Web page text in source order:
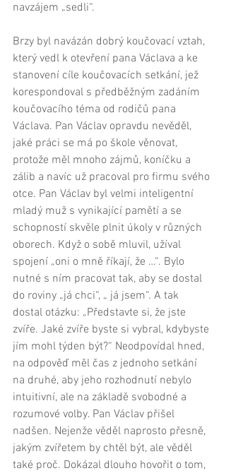
navzájem „sedli“.
Brzy byl navázán dobrý koučovací vztah,
který vedl k otevření pana Václava a ke
stanovení cíle koučovacích setkání, jež
korespondoval s předběžným zadáním
koučovacího téma od rodičů pana
Václava. Pan Václav opravdu nevěděl,
jaké práci se má po škole věnovat,
protože měl mnoho zájmů, koníčku a
zálib a navíc už pracoval pro firmu svého
otce. Pan Václav byl velmi inteligentní
mladý muž s vynikající pamětí a se
schopností skvěle plnit úkoly v různých
oborech. Když o sobě mluvil, užíval
spojení „oni o mně říkají, že …“. Bylo
nutné s ním pracovat tak, aby se dostal
do roviny „já chci“, „ já jsem“. A tak
dostal otázku: „Představte si, že jste
zvíře. Jaké zvíře byste si vybral, kdybyste
jím mohl týden být?“ Neodpovídal hned,
na odpověď měl čas z jednoho setkání
na druhé, aby jeho rozhodnutí nebylo
intuitivní, ale na základě svobodné a
rozumové volby. Pan Václav přišel
nadšen. Nejenže věděl naprosto přesně,
jakým zvířetem by chtěl být, ale věděl
také proč. Dokázal dlouho hovořit o tom,